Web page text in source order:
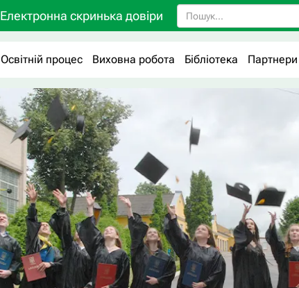
Електронна скринька довіри
Освітній процес Виховна робота Бібліотека Партнери